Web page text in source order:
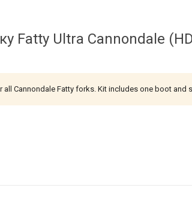
Fatty Ultra Cannondale
all Cannondale Fatty forks. Kit includes one boot and